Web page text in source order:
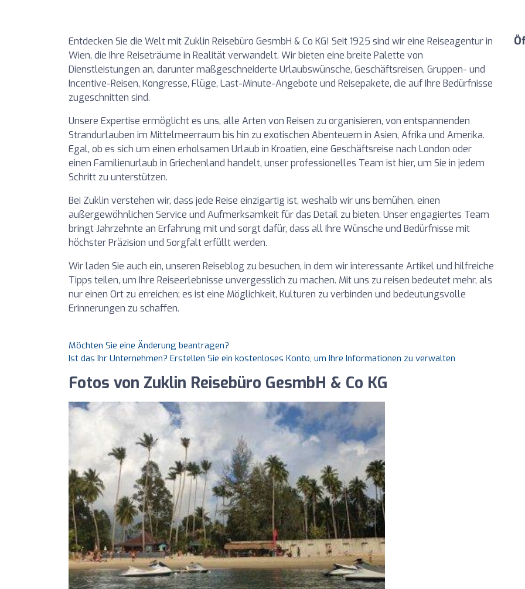
Entdecken Sie die Welt mit Zuklin Reisebüro GesmbH & Co KG! Seit 1925 sind wir eine Reiseagentur in
Wien, die Ihre Reiseträume in Realität verwandelt. Wir bieten eine breite Palette von
Dienstleistungen an, darunter maßgeschneiderte Urlaubswünsche, Geschäftsreisen, Gruppen- und
Incentive-Reisen, Kongresse, Flüge, Last-Minute-Angebote und Reisepakete, die auf Ihre Bedürfnisse
zugeschnitten sind.
Unsere Expertise ermöglicht es uns, alle Arten von Reisen zu organisieren, von entspannenden
Strandurlauben im Mittelmeerraum bis hin zu exotischen Abenteuern in Asien, Afrika und Amerika.
Egal, ob es sich um einen erholsamen Urlaub in Kroatien, eine Geschäftsreise nach London oder
einen Familienurlaub in Griechenland handelt, unser professionelles Team ist hier, um Sie in jedem
Schritt zu unterstützen.
Bei Zuklin verstehen wir, dass jede Reise einzigartig ist, weshalb wir uns bemühen, einen
außergewöhnlichen Service und Aufmerksamkeit für das Detail zu bieten. Unser engagiertes Team
bringt Jahrzehnte an Erfahrung mit und sorgt dafür, dass all Ihre Wünsche und Bedürfnisse mit
höchster Präzision und Sorgfalt erfüllt werden.
Wir laden Sie auch ein, unseren Reiseblog zu besuchen, in dem wir interessante Artikel und hilfreiche
Tipps teilen, um Ihre Reiseerlebnisse unvergesslich zu machen. Mit uns zu reisen bedeutet mehr, als
nur einen Ort zu erreichen; es ist eine Möglichkeit, Kulturen zu verbinden und bedeutungsvolle
Erinnerungen zu schaffen.
Möchten Sie eine Änderung beantragen?
Ist das Ihr Unternehmen? Erstellen Sie ein kostenloses Konto, um Ihre Informationen zu verwalten
Fotos von Zuklin Reisebüro GesmbH & Co KG